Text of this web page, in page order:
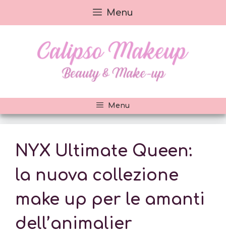
al
Menu
Menu
NYX Ultimate Queen:
la nuova collezione
make up per le amanti
dell’animalier